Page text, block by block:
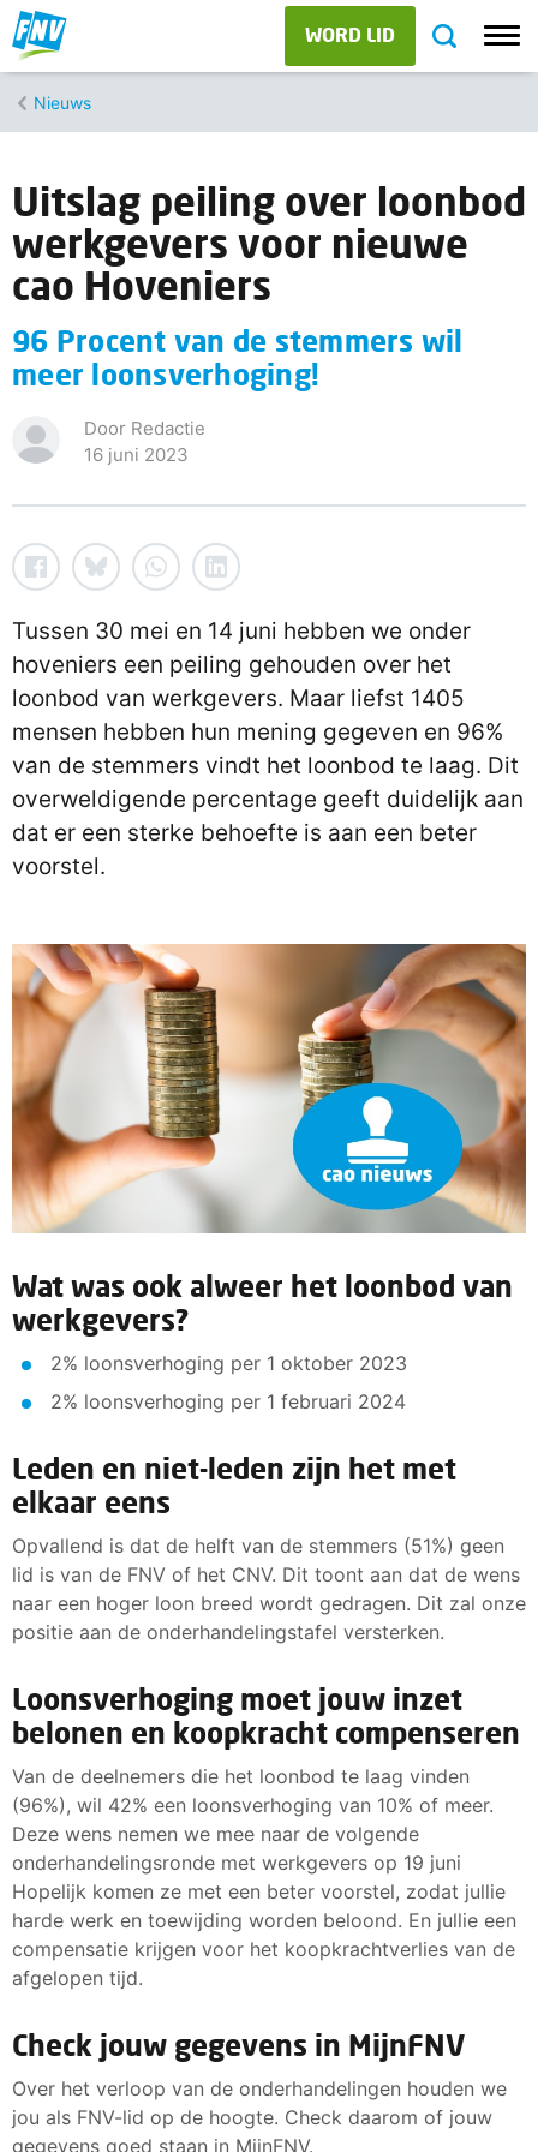
WORD LID
Nieuws
Uitslag peiling over loonbod
werkgevers voor nieuwe
cao Hoveniers
96 Procent van de stemmers wil
meer loonsverhoging!
Door Redactie
16 juni 2023
Tussen 30 mei en 14 juni hebben we onder
hoveniers een peiling gehouden over het
loonbod van werkgevers. Maar liefst 1405
mensen hebben hun mening gegeven en 96%
van de stemmers vindt het loonbod te laag. Dit
overweldigende percentage geeft duidelijk aan
dat er een sterke behoefte is aan een beter
voorstel.
Wat was ook alweer het loonbod van
werkgevers?
2% loonsverhoging per 1 oktober 2023
2% loonsverhoging per 1 februari 2024
Leden en niet-leden zijn het met
elkaar eens
Opvallend is dat de helft van de stemmers (51%) geen
lid is van de FNV of het CNV. Dit toont aan dat de wens
naar een hoger loon breed wordt gedragen. Dit zal onze
positie aan de onderhandelingstafel versterken.
Loonsverhoging moet jouw inzet
belonen en koopkracht compenseren
Van de deelnemers die het loonbod te laag vinden
(96%), wil 42% een loonsverhoging van 10% of meer.
Deze wens nemen we mee naar de volgende
onderhandelingsronde met werkgevers op 19 juni
Hopelijk komen ze met een beter voorstel, zodat jullie
harde werk en toewijding worden beloond. En jullie een
compensatie krijgen voor het koopkrachtverlies van de
afgelopen tijd.
Check jouw gegevens in MijnFNV
Over het verloop van de onderhandelingen houden we
jou als FNV-lid op de hoogte. Check daarom of jouw
gegevens goed staan in MijnFNV.